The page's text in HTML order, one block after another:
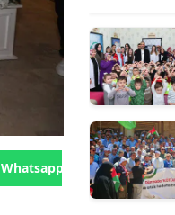
Whatsapp'tan Gönder